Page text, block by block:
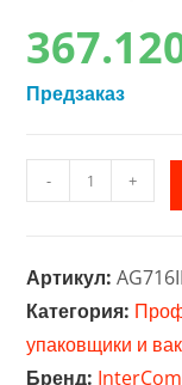
Предзаказ
Количество
товара
машина
InterCom
Square
- +
Артикул:
Категория:
упаковщики и
Бренд: InterCom